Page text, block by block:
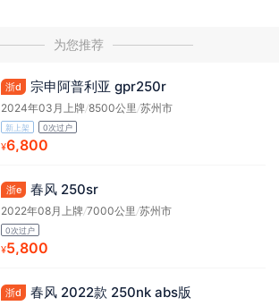
为您推荐
浙d 宗申阿普利亚 gpr250r
2024年03月上牌/8500公里/苏州市
新上架 0次过户
¥6,800
浙e 春风 250sr
2022年08月上牌/7000公里/苏州市
0次过户
¥5,800
浙d 春风 2022款 250nk abs版